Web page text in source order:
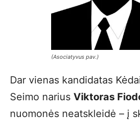
(Asociatyvus pav.)
Dar vienas kandidatas
Seimo narius Viktoras
nuomonės neatskleidė – į